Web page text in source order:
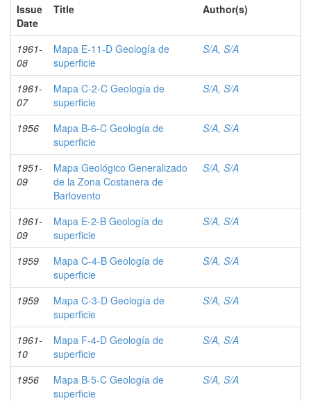
Issue
Date
Title Author(s)
1961-
08
Mapa E-11-D Geología de
superficie
S/A, S/A
1961-
07
Mapa C-2-C Geología de
superficie
S/A, S/A
1956
Mapa B-6-C Geología de
superficie
S/A, S/A
1951-
09
Mapa Geológico Generalizado
de la Zona Costanera de
Barlovento
S/A, S/A
1961-
09
Mapa E-2-B Geología de
superficie
S/A, S/A
1959
Mapa C-4-B Geología de
superficie
S/A, S/A
1959
Mapa C-3-D Geología de
superficie
S/A, S/A
1961-
10
Mapa F-4-D Geología de
superficie
S/A, S/A
1956
Mapa B-5-C Geología de
superficie
S/A, S/A